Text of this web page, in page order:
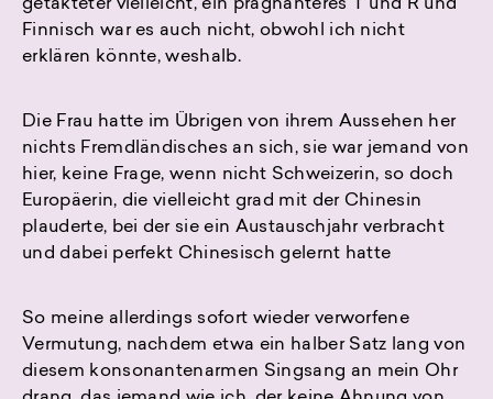
getakteter vielleicht, ein prägnanteres T und R und
Finnisch war es auch nicht, obwohl ich nicht
erklären könnte, weshalb.
Die Frau hatte im Übrigen von ihrem Aussehen her
nichts Fremdländisches an sich, sie war jemand von
hier, keine Frage, wenn nicht Schweizerin, so doch
Europäerin, die vielleicht grad mit der Chinesin
plauderte, bei der sie ein Austauschjahr verbracht
und dabei perfekt Chinesisch gelernt hatte
So meine allerdings sofort wieder verworfene
Vermutung, nachdem etwa ein halber Satz lang von
diesem konsonantenarmen Singsang an mein Ohr